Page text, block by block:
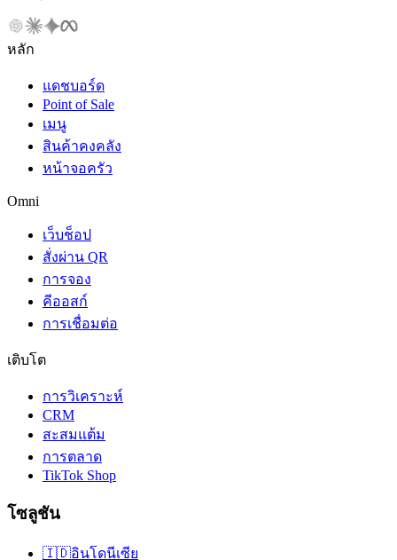
หลัก
แดชบอร์ด
Point of Sale
เมนู
สินค้าคงคลัง
หน้าจอครัว
Omni
เว็บช็อป
สั่งผ่าน QR
การจอง
คีออสก์
การเชื่อมต่อ
เติบโต
การวิเคราะห์
CRM
สะสมแต้ม
การตลาด
TikTok Shop
โซลูชัน
🇮🇩อินโดนีเซีย